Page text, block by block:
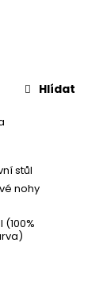
stůl
nohy
Hlídat